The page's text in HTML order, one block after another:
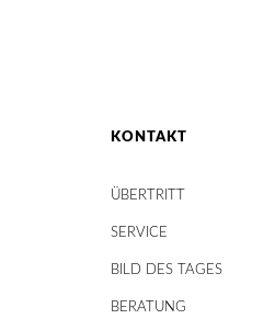
KONTAKT
ÜBERTRITT
SERVICE
BILD DES TAGES
BERATUNG